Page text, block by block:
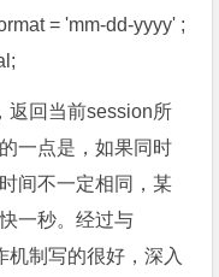
= 'mm-dd-yyyy' ;
返回当前session所
一点是，如果同时
间不一定相同，某
一秒。经过与
机制写的很好，深入